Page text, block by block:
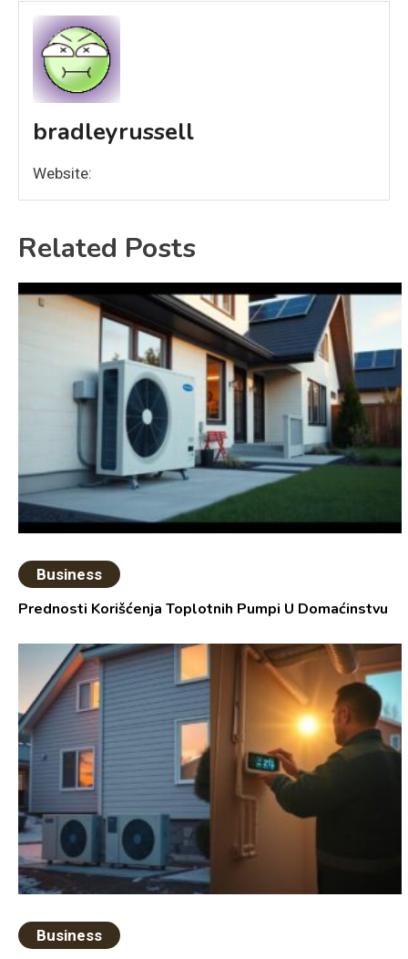
bradleyrussell
Website:
Related Posts
Business
Prednosti Korišćenja Toplotnih Pumpi U Domaćinstvu
Business